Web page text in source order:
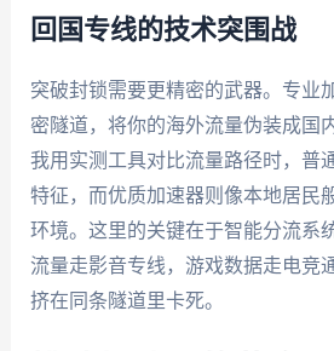
回国专线的技术突围战
突破封锁需要更精密的武器。专业
密隧道，将你的海外流量伪装成国
我用实测工具对比流量路径时，普
特征，而优质加速器则像本地居民
环境。这里的关键在于智能分流
流量走影音专线，游戏数据走电竞
挤在同条隧道里卡死。